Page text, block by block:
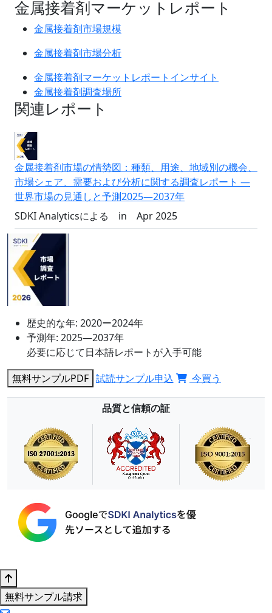
金属接着剤マーケットレポート
金属接着剤市場規模
金属接着剤市場分析
金属接着剤マーケットレポートインサイト
金属接着剤調査場所
関連レポート
金属接着剤市場の情勢図：種類、用途、地域別の機会、
市場シェア、需要および分析に関する調査レポート ―
世界市場の見通しと予測2025―2037年
SDKI Analyticsによる
in Apr 2025
歴史的な年: 2020ー2024年
予測年: 2025―2037年
必要に応じて日本語レポートが入手可能
無料サンプルPDF 試読サンプル申込 今買う
品質と信頼の証
無料サンプル請求